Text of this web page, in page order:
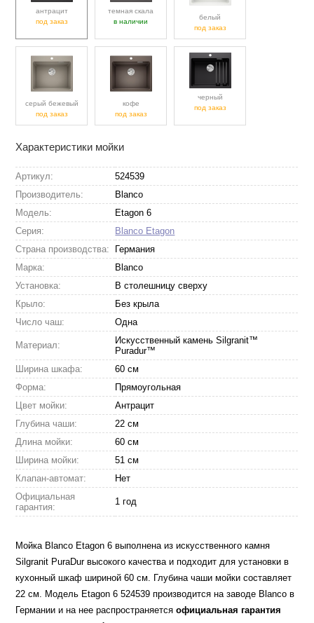
антрацит
под заказ
темная скала
в наличии
белый
под заказ
серый бежевый
под заказ
кофе
под заказ
черный
под заказ
Характеристики мойки
Артикул:
524539
Производитель:
Blanco
Модель:
Etagon 6
Серия:
Blanco Etagon
Страна производства:
Германия
Марка:
Blanco
Установка:
В столешницу сверху
Крыло:
Без крыла
Число чаш:
Одна
Материал:
Искусственный камень Silgranit™
Puradur™
Ширина шкафа:
60 см
Форма:
Прямоугольная
Цвет мойки:
Антрацит
Глубина чаши:
22 см
Длина мойки:
60 см
Ширина мойки:
51 см
Клапан-автомат:
Нет
Официальная
гарантия:
1 год
Мойка Blanco Etagon 6 выполнена из искусственного камня
Silgranit PuraDur высокого качества и подходит для установки в
кухонный шкаф шириной 60 см. Глубина чаши мойки составляет
22 см. Модель Etagon 6 524539 производится на заводе Blanco в
Германии и на нее распространяетсяофициальная гарантия